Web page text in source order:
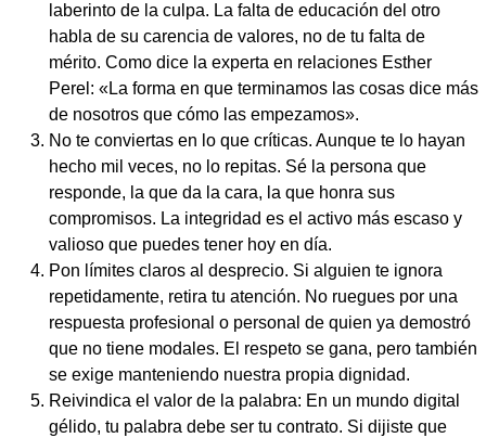
laberinto de la culpa. La falta de educación del otro
habla de su carencia de valores, no de tu falta de
mérito. Como dice la experta en relaciones Esther
Perel: «La forma en que terminamos las cosas dice más
de nosotros que cómo las empezamos».
No te conviertas en lo que críticas. Aunque te lo hayan
hecho mil veces, no lo repitas. Sé la persona que
responde, la que da la cara, la que honra sus
compromisos. La integridad es el activo más escaso y
valioso que puedes tener hoy en día.
Pon límites claros al desprecio. Si alguien te ignora
repetidamente, retira tu atención. No ruegues por una
respuesta profesional o personal de quien ya demostró
que no tiene modales. El respeto se gana, pero también
se exige manteniendo nuestra propia dignidad.
Reivindica el valor de la palabra: En un mundo digital
gélido, tu palabra debe ser tu contrato. Si dijiste que